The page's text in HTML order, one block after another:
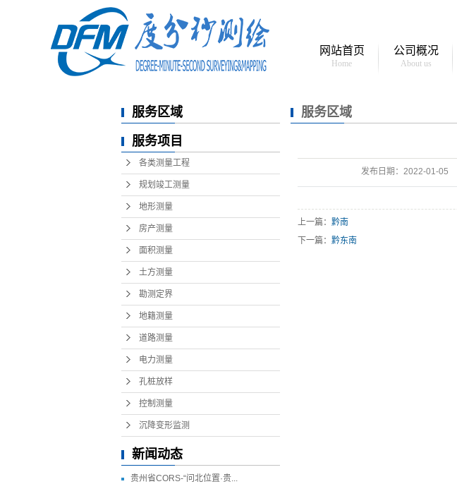
网站首页
Home
公司概况
About us
服务区域
服务项目
各类测量工程
规划竣工测量
地形测量
房产测量
面积测量
土方测量
勘测定界
地籍测量
道路测量
电力测量
孔桩放样
控制测量
沉降变形监测
新闻动态
贵州省CORS-“问北位置·贵...
服务区域
发布日期： 2022-01-05
上一篇： 黔南
下一篇： 黔东南